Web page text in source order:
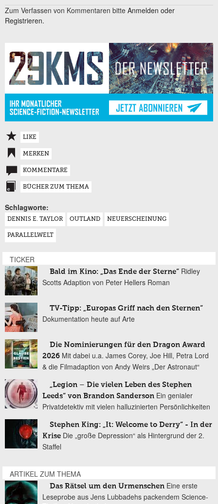
Zum Verfassen von Kommentaren bitte Anmelden oder
Registrieren.
LIKE
MERKEN
KOMMENTARE
BÜCHER ZUM THEMA
Schlagworte:
DENNIS E. TAYLOR OUTLAND NEUERSCHEINUNG
PARALLELWELT
TICKER
Bald im Kino: „Das Ende der Sterne“ Ridley
Scotts Adaption von Peter Hellers Roman
TV-Tipp: „Europas Griff nach den Sternen“
Dokumentation heute auf Arte
Die Nominierungen für den Dragon Award
2026 Mit dabei u.a. James Corey, Joe Hill, Petra Lord
& die Filmadaption von Andy Weirs „Der Astronaut“
„Legion – Die vielen Leben des Stephen
Leeds“ von Brandon Sanderson Ein genialer
Privatdetektiv mit vielen halluzinierten Persönlichkeiten
Stephen King: „It: Welcome to Derry“ - In der
Krise Die „große Depression“ als Hintergrund der 2.
Staffel
ARTIKEL ZUM THEMA
Das Rätsel um den Urmenschen Eine erste
Leseprobe aus Jens Lubbadehs packendem Science-